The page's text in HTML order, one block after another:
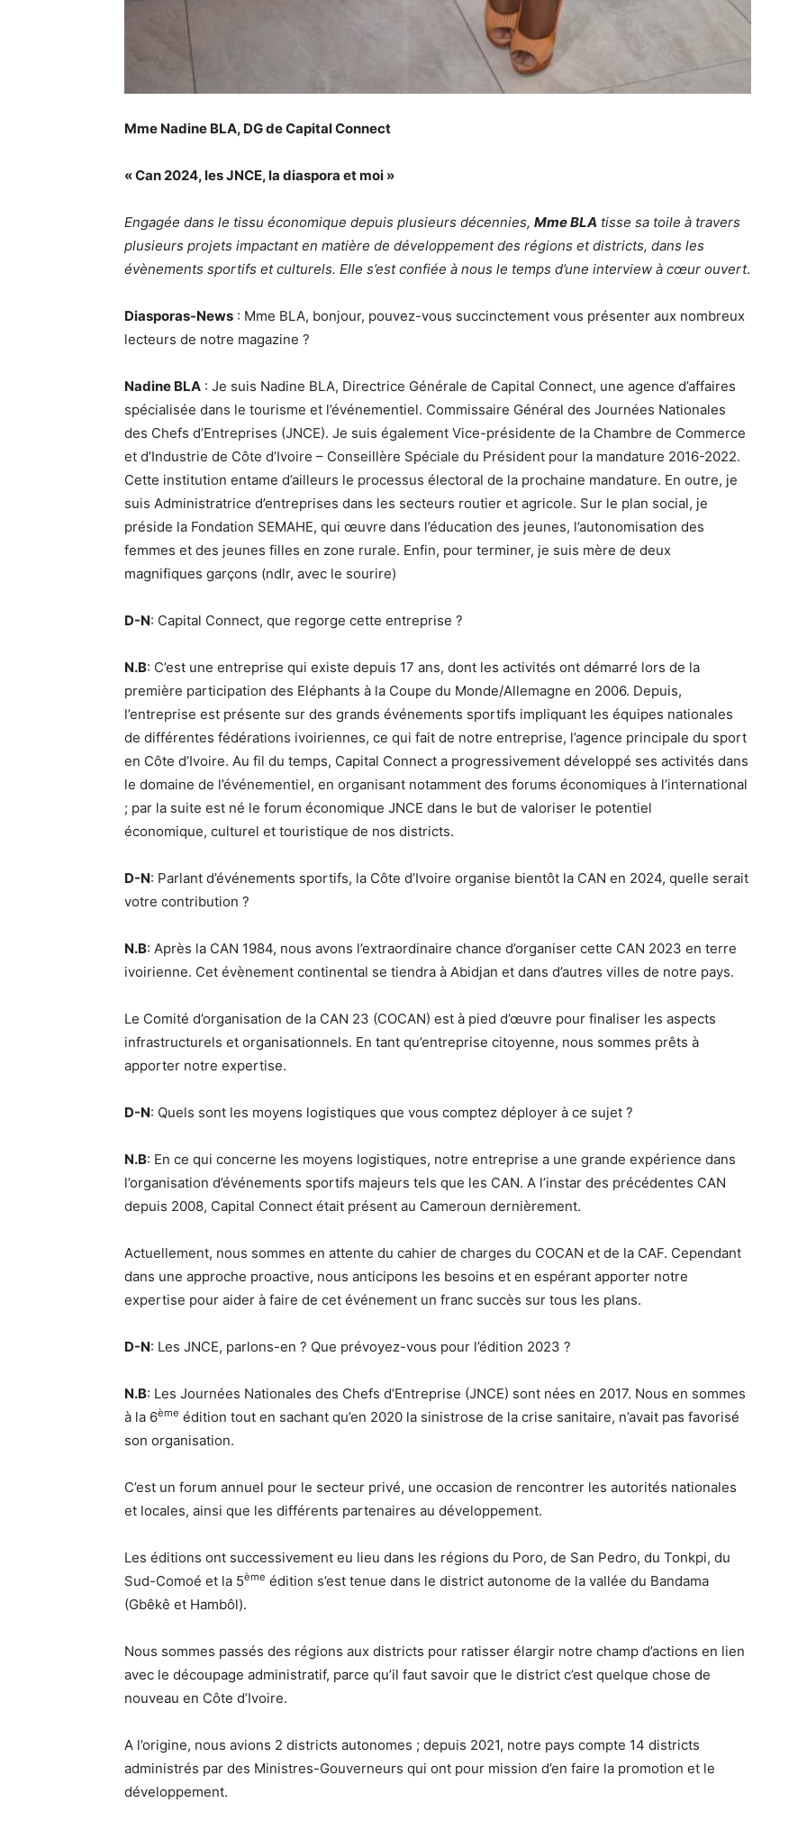
Mme Nadine BLA, DG de Capital Connect
« Can 2024, les JNCE, la diaspora et moi »
Engagée dans le tissu économique depuis plusieurs décennies, Mme BLA tisse sa toile à travers
plusieurs projets impactant en matière de développement des régions et districts, dans les
évènements sportifs et culturels. Elle s’est confiée à nous le temps d’une interview à cœur ouvert.
Diasporas-News : Mme BLA, bonjour, pouvez-vous succinctement vous présenter aux nombreux
lecteurs de notre magazine ?
Nadine BLA : Je suis Nadine BLA, Directrice Générale de Capital Connect, une agence d’affaires
spécialisée dans le tourisme et l’événementiel. Commissaire Général des Journées Nationales
des Chefs d’Entreprises (JNCE). Je suis également Vice-présidente de la Chambre de Commerce
et d’Industrie de Côte d’Ivoire – Conseillère Spéciale du Président pour la mandature 2016-2022.
Cette institution entame d’ailleurs le processus électoral de la prochaine mandature. En outre, je
suis Administratrice d’entreprises dans les secteurs routier et agricole. Sur le plan social, je
préside la Fondation SEMAHE, qui œuvre dans l’éducation des jeunes, l’autonomisation des
femmes et des jeunes filles en zone rurale. Enfin, pour terminer, je suis mère de deux
magnifiques garçons (ndlr, avec le sourire)
D-N: Capital Connect, que regorge cette entreprise ?
N.B: C’est une entreprise qui existe depuis 17 ans, dont les activités ont démarré lors de la
première participation des Eléphants à la Coupe du Monde/Allemagne en 2006. Depuis,
l’entreprise est présente sur des grands événements sportifs impliquant les équipes nationales
de différentes fédérations ivoiriennes, ce qui fait de notre entreprise, l’agence principale du sport
en Côte d’Ivoire. Au fil du temps, Capital Connect a progressivement développé ses activités dans
le domaine de l’événementiel, en organisant notamment des forums économiques à l’international
; par la suite est né le forum économique JNCE dans le but de valoriser le potentiel
économique, culturel et touristique de nos districts.
D-N: Parlant d’événements sportifs, la Côte d’Ivoire organise bientôt la CAN en 2024, quelle serait
votre contribution ?
N.B: Après la CAN 1984, nous avons l’extraordinaire chance d’organiser cette CAN 2023 en terre
ivoirienne. Cet évènement continental se tiendra à Abidjan et dans d’autres villes de notre pays.
Le Comité d’organisation de la CAN 23 (COCAN) est à pied d’œuvre pour finaliser les aspects
infrastructurels et organisationnels. En tant qu’entreprise citoyenne, nous sommes prêts à
apporter notre expertise.
D-N: Quels sont les moyens logistiques que vous comptez déployer à ce sujet ?
N.B: En ce qui concerne les moyens logistiques, notre entreprise a une grande expérience dans
l’organisation d’événements sportifs majeurs tels que les CAN. A l’instar des précédentes CAN
depuis 2008, Capital Connect était présent au Cameroun dernièrement.
Actuellement, nous sommes en attente du cahier de charges du COCAN et de la CAF. Cependant
dans une approche proactive, nous anticipons les besoins et en espérant apporter notre
expertise pour aider à faire de cet événement un franc succès sur tous les plans.
D-N: Les JNCE, parlons-en ? Que prévoyez-vous pour l’édition 2023 ?
N.B: Les Journées Nationales des Chefs d’Entreprise (JNCE) sont nées en 2017. Nous en sommes
à la 6ème édition tout en sachant qu’en 2020 la sinistrose de la crise sanitaire, n’avait pas favorisé
son organisation.
C’est un forum annuel pour le secteur privé, une occasion de rencontrer les autorités nationales
et locales, ainsi que les différents partenaires au développement.
Les éditions ont successivement eu lieu dans les régions du Poro, de San Pedro, du Tonkpi, du
Sud-Comoé et la 5ème édition s’est tenue dans le district autonome de la vallée du Bandama
(Gbêkê et Hambôl).
Nous sommes passés des régions aux districts pour ratisser élargir notre champ d’actions en lien
avec le découpage administratif, parce qu’il faut savoir que le district c’est quelque chose de
nouveau en Côte d’Ivoire.
A l’origine, nous avions 2 districts autonomes ; depuis 2021, notre pays compte 14 districts
administrés par des Ministres-Gouverneurs qui ont pour mission d’en faire la promotion et le
développement.